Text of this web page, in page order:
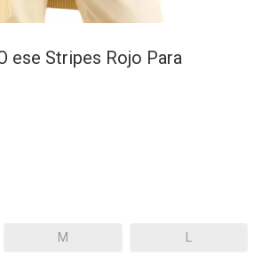
ese Stripes Rojo Para
M L